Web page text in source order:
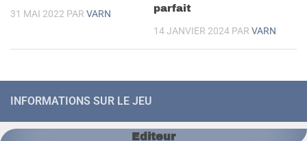
31 MAI 2022 PAR VARN
parfait
14 JANVIER 2024 PAR VARN
INFORMATIONS SUR LE JEU
Editeur